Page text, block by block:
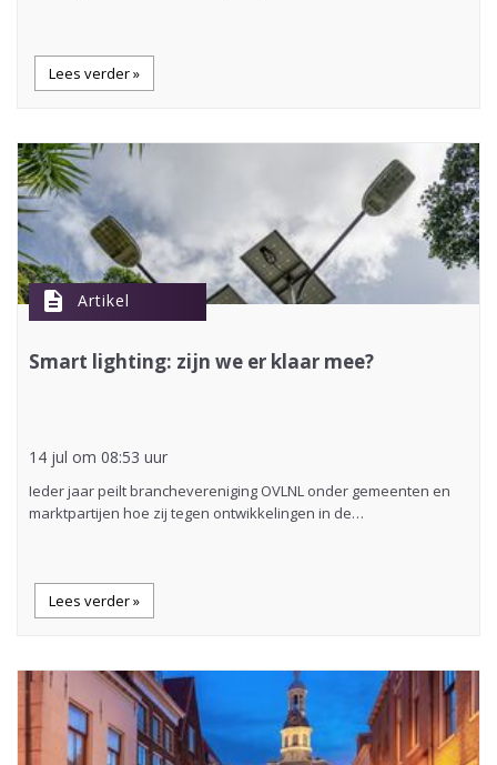
Lees verder »
description Artikel
Smart lighting: zijn we er klaar mee?
14 jul om 08:53 uur
Ieder jaar peilt branchevereniging OVLNL onder gemeenten en
marktpartijen hoe zij tegen ontwikkelingen in de…
Lees verder »